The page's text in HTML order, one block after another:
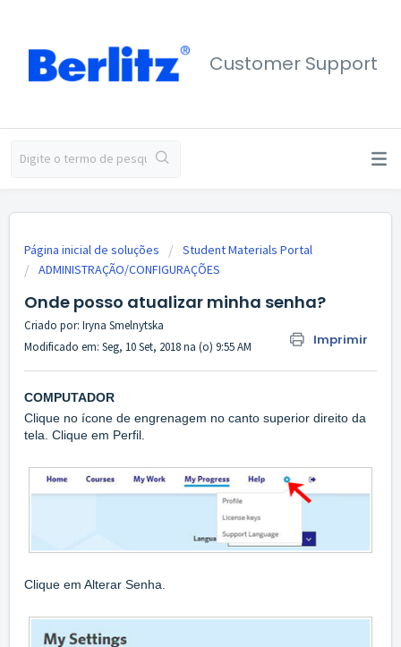
Customer Support
Página inicial de soluções
Student Materials Portal
ADMINISTRAÇÃO/CONFIGURAÇÕES
Onde posso atualizar minha senha?
Imprimir
Criado por: Iryna Smelnytska
Modificado em: Seg, 10 Set, 2018 na (o) 9:55 AM
COMPUTADOR
Clique no ícone de engrenagem no canto superior direito da
tela. Clique em Perfil.
Clique em Alterar Senha.